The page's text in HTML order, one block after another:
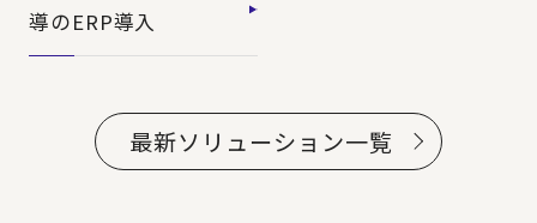
導のERP導入
最新ソリューション一覧